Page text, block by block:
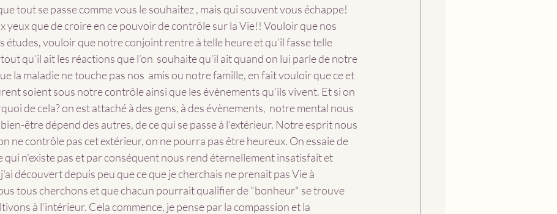
tout se passe comme vous le souhaitez , mais qui souvent vous échappe!
yeux que de croire en ce pouvoir de contrôle sur la Vie!! Vouloir que nos
études, vouloir que notre conjoint rentre à telle heure et qu’il fasse telle
qu’il ait les réactions que l’on  souhaite qu’il ait quand on lui parle de notre
la maladie ne touche pas nos  amis ou notre famille, en fait vouloir que ce et
soient sous notre contrôle ainsi que les évènements qu'ils vivent. Et si on
de cela? on est attaché à des gens, à des évènements,  notre mental nous
être dépend des autres, de ce qui se passe à l'extérieur. Notre esprit nous
ne contrôle pas cet extérieur, on ne pourra pas être heureux. On essaie de
qui n'existe pas et par conséquent nous rend éternellement insatisfait et
découvert depuis peu que ce que je cherchais ne prenait pas Vie à
tous cherchons et que chacun pourrait qualifier de "bonheur" se trouve
à l'intérieur. Cela commence, je pense par la compassion et la